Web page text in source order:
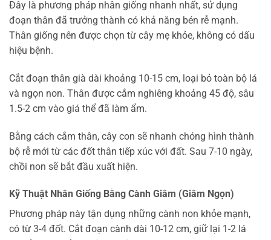
Đây là phương pháp nhân giống nhanh nhất, sử dụng
đoạn thân đã trưởng thành có khả năng bén rễ mạnh.
Thân giống nên được chọn từ cây mẹ khỏe, không có dấu
hiệu bệnh.
Cắt đoạn thân già dài khoảng 10-15 cm, loại bỏ toàn bộ lá
và ngọn non. Thân được cắm nghiêng khoảng 45 độ, sâu
1.5-2 cm vào giá thể đã làm ẩm.
Bằng cách cắm thân, cây con sẽ nhanh chóng hình thành
bộ rễ mới từ các đốt thân tiếp xúc với đất. Sau 7-10 ngày,
chồi non sẽ bắt đầu xuất hiện.
Kỹ Thuật Nhân Giống Bằng Cành Giâm (Giâm Ngọn)
Phương pháp này tận dụng những cành non khỏe mạnh,
có từ 3-4 đốt. Cắt đoạn cành dài 10-12 cm, giữ lại 1-2 lá